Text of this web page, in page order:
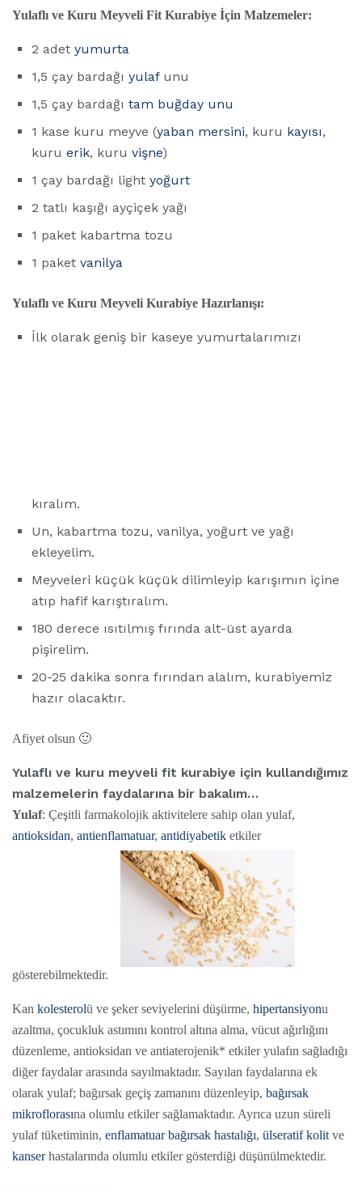
Yulaflı ve Kuru Meyveli Fit Kurabiye İçin Malzemeler:
2 adet yumurta
1,5 çay bardağı yulafunu
1,5 çay bardağı tam buğday unu
1 kase kuru meyve (yaban mersini, kuru kayısı,
kuru erik, kuru vişne)
1 çay bardağı light yoğurt
2 tatlı kaşığı ayçiçek yağı
1 paket kabartma tozu
1 paket vanilya
Yulaflı ve Kuru Meyveli Kurabiye Hazırlanışı:
İlk olarak geniş bir kaseye yumurtalarımızı
kıralım.
Un, kabartma tozu, vanilya, yoğurt ve yağı
ekleyelim.
Meyveleri küçük küçük dilimleyip karışımın içine
atıp hafif karıştıralım.
180 derece ısıtılmış fırında alt-üst ayarda
pişirelim.
20-25 dakika sonra fırından alalım, kurabiyemiz
hazır olacaktır.
Afiyet olsun 🙂
Yulaflı ve kuru meyveli fit kurabiye için kullandığımız
malzemelerin faydalarına bir bakalım…
Yulaf: Çeşitli farmakolojik aktivitelere sahip olan yulaf,
antioksidan, antienflamatuar, antidiyabetik etkiler
gösterebilmektedir.
Kan kolesterolü ve şeker seviyelerini düşürme, hipertansiyonu
azaltma, çocukluk astımını kontrol altına alma, vücut ağırlığını
düzenleme, antioksidan ve antiaterojenik* etkiler yulafın sağladığı
diğer faydalar arasında sayılmaktadır. Sayılan faydalarına ek
olarak yulaf; bağırsak geçiş zamanını düzenleyip, bağırsak
mikroflorasına olumlu etkiler sağlamaktadır. Ayrıca uzun süreli
yulaf tüketiminin, enflamatuar bağırsak hastalığı, ülseratif kolit ve
kanserhastalarında olumlu etkiler gösterdiği düşünülmektedir.